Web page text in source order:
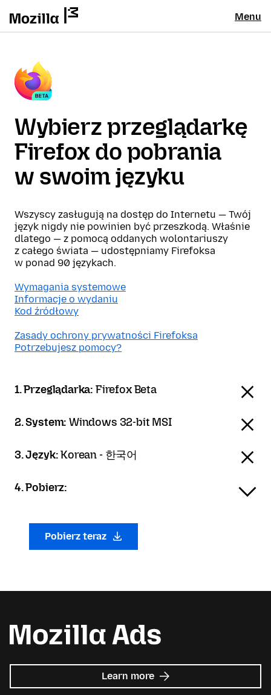
Menu
Wybierz przeglądarkę
Firefox do pobrania
w swoim języku
Wszyscy zasługują na dostęp do Internetu — Twój
język nigdy nie powinien być przeszkodą. Właśnie
dlatego — z pomocą oddanych wolontariuszy
z całego świata — udostępniamy Firefoksa
w ponad 90 językach.
Wymagania systemowe
Informacje o wydaniu
Kod źródłowy
Zasady ochrony prywatności Firefoksa
Potrzebujesz pomocy?
1. Przeglądarka: Firefox Beta
2. System:Windows 32-bit MSI
3. Język:Korean - 한국어
4. Pobierz:
Pobierz teraz
Learn more about
Mozilla